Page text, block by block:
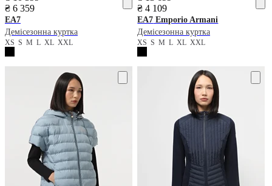
₴ 6 359
EA7
Демісезонна куртка
XS S M L XL XXL
₴ 4 109
EA7 Emporio Armani
Демісезонна куртка
XSSMLXLXXL